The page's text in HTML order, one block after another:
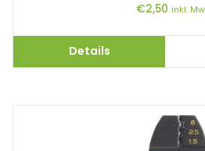
€2,50 inkl.
Details